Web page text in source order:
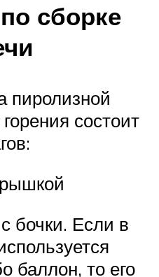
сборке
пиролизной
состоит
бочки. Если в
баллон, то его